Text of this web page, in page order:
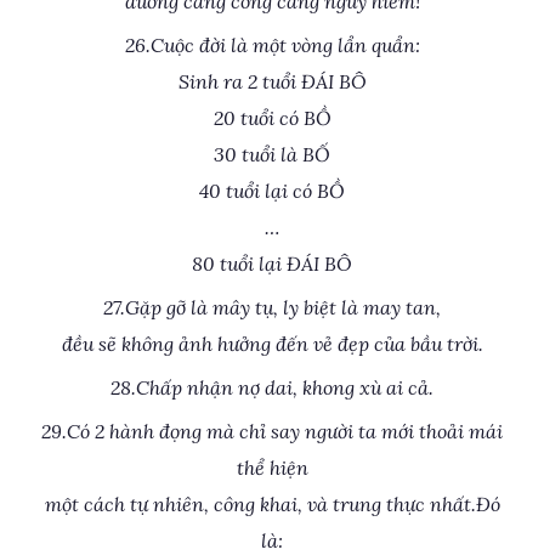
26.Cuộc đời là một vòng lẩn quẩn:
Sinh ra 2 tuổi ĐÁI BÔ
20 tuổi có BỒ
30 tuổi là BỐ
40 tuổi lại có BỒ
…
80 tuổi lại ĐÁI BÔ
27.Gặp gỡ là mây tụ, ly biệt là may tan,
đều sẽ không ảnh hưởng đến vẻ đẹp của bầu trời.
28.Chấp nhận nợ dai, khong xù ai cả.
29.Có 2 hành đọng mà chỉ say người ta mới thoải mái
thể hiện
một cách tự nhiên, công khai, và trung thực nhất.Đó
là: